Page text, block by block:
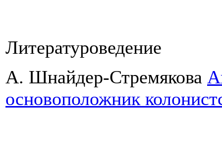
Литературоведение
А. Шнайдер-Стремякова
основоположник